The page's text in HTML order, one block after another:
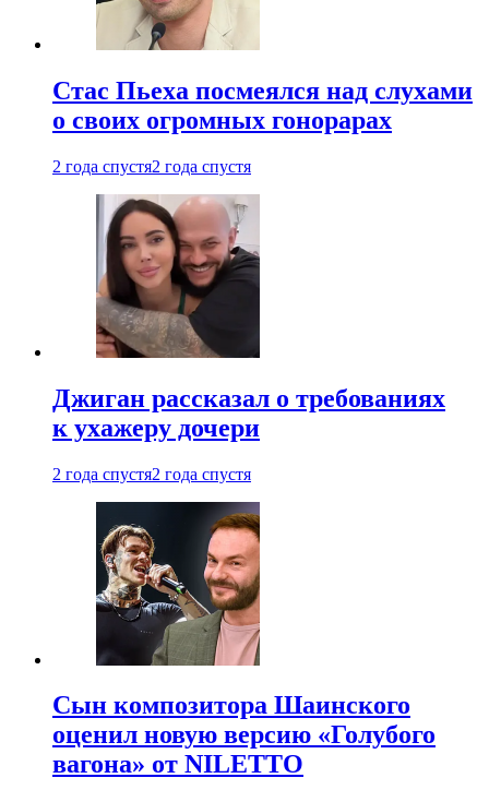
Стас Пьеха посмеялся над слухами
о своих огромных гонорарах
2 года спустя2 года спустя
Джиган рассказал о требованиях
к ухажеру дочери
2 года спустя2 года спустя
Сын композитора Шаинского
оценил новую версию «Голубого
вагона» от NILETTO